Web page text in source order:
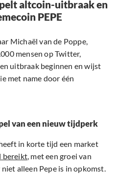
altcoin-uitbraak en
PEPE
Michaël van de Poppe,
mensen op Twitter,
uitbraak beginnen en wijst
met name door één
van een nieuw tijdperk
in korte tijd een market
bereikt, met een groei van
alleen Pepe is in opkomst.